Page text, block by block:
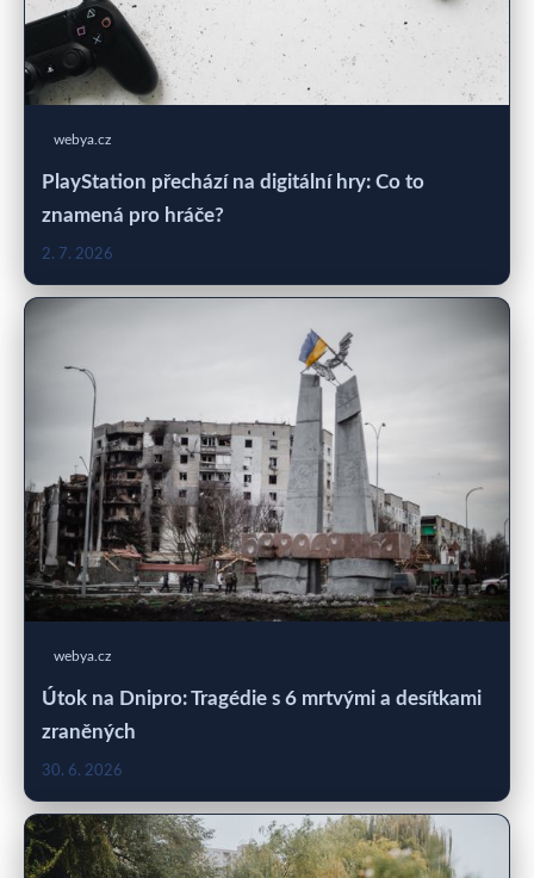
webya.cz
PlayStation přechází na digitální hry: Co to
znamená pro hráče?
2. 7. 2026
webya.cz
Útok na Dnipro: Tragédie s 6 mrtvými a desítkami
zraněných
30. 6. 2026